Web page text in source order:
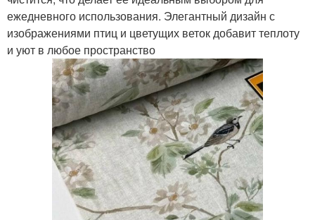
ежедневного использования. Элегантный дизайн с
изображениями птиц и цветущих веток добавит теплоту
и уют в любое пространство